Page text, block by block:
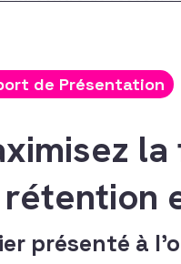
de Présentation
présenté à